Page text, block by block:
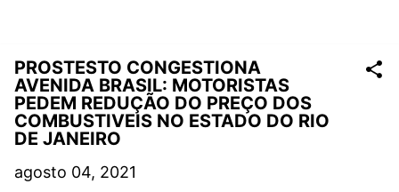
PROSTESTO CONGESTIONA
AVENIDA BRASIL: MOTORISTAS
PEDEM REDUÇÃO DO PREÇO DOS
COMBUSTIVEIS NO ESTADO DO RIO
DE JANEIRO
agosto 04, 2021